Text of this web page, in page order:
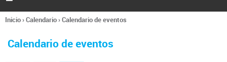
l
Se
usted
Inicio›Calendario›Calendario de eventos
Calendario de eventos